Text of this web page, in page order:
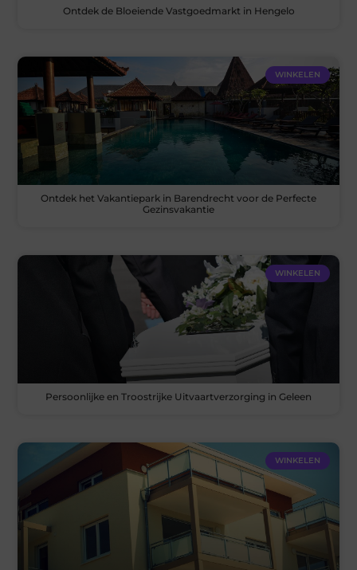
Ontdek de Bloeiende Vastgoedmarkt in Hengelo
WINKELEN
Ontdek het Vakantiepark in Barendrecht voor de Perfecte
Gezinsvakantie
WINKELEN
Persoonlijke en Troostrijke Uitvaartverzorging in Geleen
WINKELEN